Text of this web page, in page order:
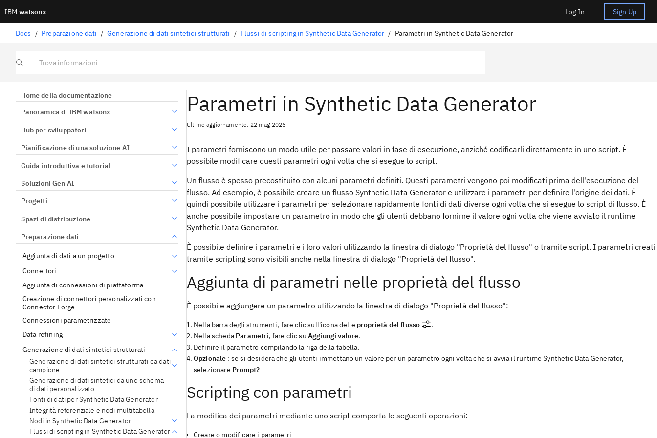
IBM watsonx Log In Sign Up
Docs / Preparazione dati / Generazione di dati sintetici strutturati / Flussi di scripting in Synthetic Data Generator / Parametri in Synthetic Data Generator
Trova informazioni
Home della documentazione
Panoramica di IBM watsonx
Hub per sviluppatori
Pianificazione di una soluzione AI
Guida introduttiva e tutorial
Soluzioni Gen AI
Progetti
Spazi di distribuzione
Preparazione dati
Aggiunta di dati a un progetto
Connettori
Aggiunta di connessioni di piattaforma
Creazione di connettori personalizzati con
Connector Forge
Connessioni parametrizzate
Data refining
Generazione di dati sintetici strutturati
Generazione di dati sintetici strutturati da dati
campione
Generazione di dati sintetici da uno schema
di dati personalizzato
Fonti di dati per Synthetic Data Generator
Integrità referenziale e nodi multitabella
Nodi in Synthetic Data Generator
Flussi di scripting in Synthetic Data Generator
Parametri in Synthetic Data Generator
Ultimo aggiornamento: 22 mag 2026
I parametri forniscono un modo utile per passare valori in fase di esecuzione, anziché codificarli direttamente in uno script. È
possibile modificare questi parametri ogni volta che si esegue lo script.
Un flusso è spesso precostituito con alcuni parametri definiti. Questi parametri vengono poi modificati prima dell'esecuzione del
flusso. Ad esempio, è possibile creare un flusso Synthetic Data Generator e utilizzare i parametri per definire l'origine dei dati. È
quindi possibile utilizzare i parametri per selezionare rapidamente fonti di dati diverse ogni volta che si esegue lo script di flusso. È
anche possibile impostare un parametro in modo che gli utenti debbano fornirne il valore ogni volta che viene avviato il runtime
Synthetic Data Generator.
È possibile definire i parametri e i loro valori utilizzando la finestra di dialogo "Proprietà del flusso" o tramite script. I parametri creati
tramite scripting sono visibili anche nella finestra di dialogo "Proprietà del flusso".
Aggiunta di parametri nelle proprietà del flusso
È possibile aggiungere un parametro utilizzando la finestra di dialogo "Proprietà del flusso":
Nella barra degli strumenti, fare clic sull'icona delle proprietà del flusso
.
Nella scheda Parametri, fare clic su Aggiungi valore.
Definire il parametro compilando la riga della tabella.
Opzionale : se si desidera che gli utenti immettano un valore per un parametro ogni volta che si avvia il runtime Synthetic Data Generator,
selezionare Prompt?
Scripting con parametri
La modifica dei parametri mediante uno script comporta le seguenti operazioni:
Creare o modificare i parametri